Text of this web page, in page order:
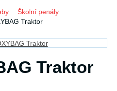
Školní penály
Traktor
Traktor